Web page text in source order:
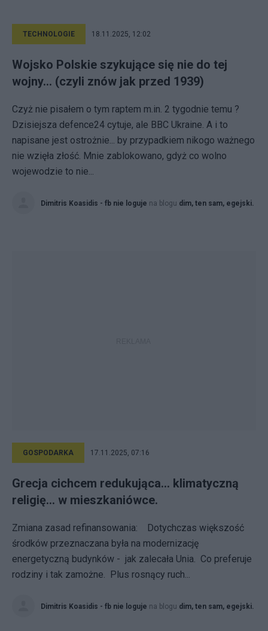
TECHNOLOGIE 18.11.2025, 12:02
Wojsko Polskie szykujące się nie do tej
wojny... (czyli znów jak przed 1939)
Czyż nie pisałem o tym raptem m.in. 2 tygodnie temu ?
Dzisiejsza defence24 cytuje, ale BBC Ukraine. A i to
napisane jest ostrożnie... by przypadkiem nikogo ważnego
nie wzięła złość. Mnie zablokowano, gdyż co wolno
wojewodzie to nie...
Dimitris Koasidis - fb nie loguje na blogu dim, ten sam, egejski.
GOSPODARKA 17.11.2025, 07:16
Grecja cichcem redukująca... klimatyczną
religię... w mieszkaniówce.
Zmiana zasad refinansowania: Dotychczas większość
środków przeznaczana była na modernizację
energetyczną budynków - jak zalecała Unia. Co preferuje
rodziny i tak zamożne. Plus rosnący ruch...
Dimitris Koasidis - fb nie loguje na blogu dim, ten sam, egejski.